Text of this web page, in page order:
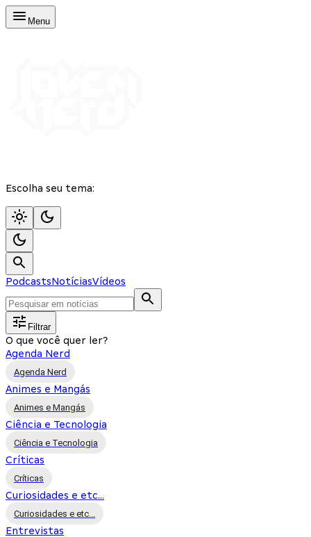
Menu
Escolha seu tema:
PodcastsNotíciasVídeos
Filtrar
O que você quer ler?
Agenda Nerd
Agenda Nerd
Animes e Mangás
Animes e Mangás
Ciência e Tecnologia
Ciência e Tecnologia
Críticas
Críticas
Curiosidades e etc...
Curiosidades e etc...
Entrevistas